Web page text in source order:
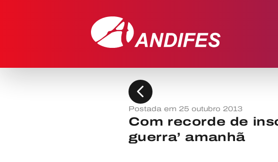
chevron_left
Postada em 25 outubro 2013
Com recorde de
guerra’ amanhã